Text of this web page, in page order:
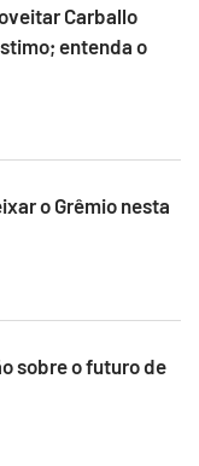
Carballo
entenda o
o Grêmio nesta
sobre o futuro de